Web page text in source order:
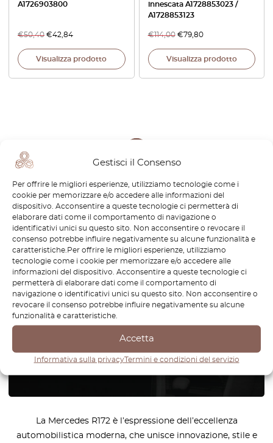
Gestisci il Consenso
Per offrire le migliori esperienze, utilizziamo tecnologie come i
cookie per memorizzare e/o accedere alle informazioni del
dispositivo. Acconsentire a queste tecnologie ci permetterà di
elaborare dati come il comportamento di navigazione o
identificativi unici su questo sito. Non acconsentire o revocare il
consenso potrebbe influire negativamente su alcune funzionalità e
caratteristiche.Per offrire le migliori esperienze, utilizziamo
tecnologie come i cookie per memorizzare e/o accedere alle
informazioni del dispositivo. Acconsentire a queste tecnologie ci
permetterà di elaborare dati come il comportamento di
navigazione o identificativi unici su questo sito. Non acconsentire o
revocare il consenso potrebbe influire negativamente su alcune
funzionalità e caratteristiche.
Accetta
Informativa sulla privacyTermini e condizioni del servizio
A1726903800
€50,40 €42,84
Visualizza prodotto
innescata A1728853023 /
A1728853123
€114,00 €79,80
Visualizza prodotto
Non riesci a trovare il pezzo per
la tua auto? Controlla le parti su
richiesta.
Riproduciamo parti per tutte le
marche di automobili
Come funziona?
La Mercedes R172 è l’espressione dell’eccellenza
automobilistica moderna, che unisce innovazione, stile e